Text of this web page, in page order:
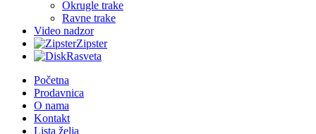
Okrugle trake
Ravne trake
Video nadzor
Zipster
Rasveta
Početna
Prodavnica
O nama
Kontakt
Lista želja